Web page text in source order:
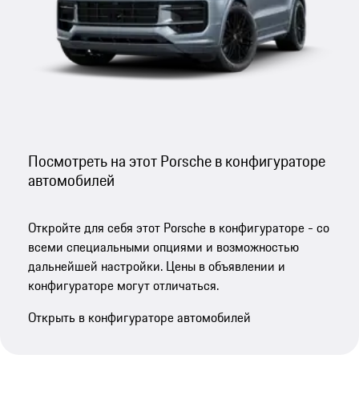
Посмотреть на этот Porsche в конфигураторе
автомобилей
Откройте для себя этот Porsche в конфигураторе - со
всеми специальными опциями и возможностью
дальнейшей настройки. Цены в объявлении и
конфигураторе могут отличаться.
Открыть в конфигураторе автомобилей